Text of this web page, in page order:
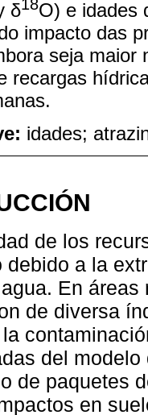
δ18O) e idades
impacto das
seja maior
recargas
idades;
de los
debido a la
En
de diversa
del
de paquetes
en